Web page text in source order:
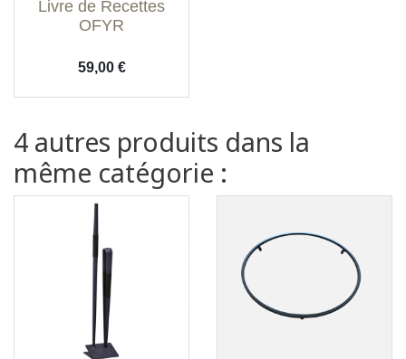
Livre de Recettes
OFYR
Prix
59,00 €
4 autres produits dans la
même catégorie :